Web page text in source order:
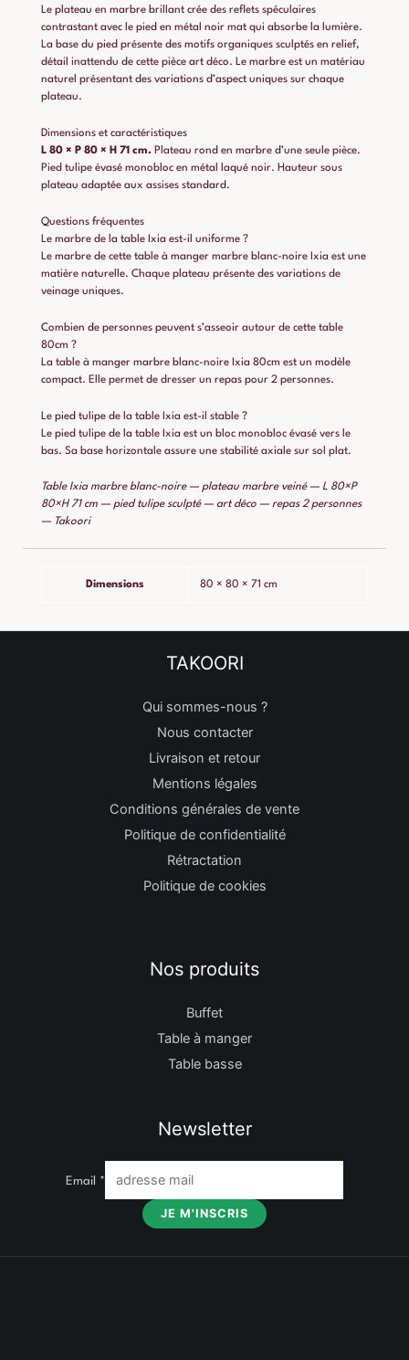
Le plateau en marbre brillant crée des reflets spéculaires
contrastant avec le pied en métal noir mat qui absorbe la lumière.
La base du pied présente des motifs organiques sculptés en relief,
détail inattendu de cette pièce art déco. Le marbre est un matériau
naturel présentant des variations d’aspect uniques sur chaque
plateau.
Dimensions et caractéristiques
L 80 × P 80 × H 71 cm. Plateau rond en marbre d’une seule pièce.
Pied tulipe évasé monobloc en métal laqué noir. Hauteur sous
plateau adaptée aux assises standard.
Questions fréquentes
Le marbre de la table Ixia est-il uniforme ?
Le marbre de cette table à manger marbre blanc-noire Ixia est une
matière naturelle. Chaque plateau présente des variations de
veinage uniques.
Combien de personnes peuvent s’asseoir autour de cette table
80cm ?
La table à manger marbre blanc-noire Ixia 80cm est un modèle
compact. Elle permet de dresser un repas pour 2 personnes.
Le pied tulipe de la table Ixia est-il stable ?
Le pied tulipe de la table Ixia est un bloc monobloc évasé vers le
bas. Sa base horizontale assure une stabilité axiale sur sol plat.
Table Ixia marbre blanc-noire — plateau marbre veiné — L 80×P
80×H 71 cm — pied tulipe sculpté — art déco — repas 2 personnes
— Takoori
Dimensions 80 × 80 × 71 cm
TAKOORI
Qui sommes-nous ?
Nous contacter
Livraison et retour
Mentions légales
Conditions générales de vente
Politique de confidentialité
Rétractation
Politique de cookies
Nos produits
Buffet
Table à manger
Table basse
Newsletter
Email *
JE M'INSCRIS